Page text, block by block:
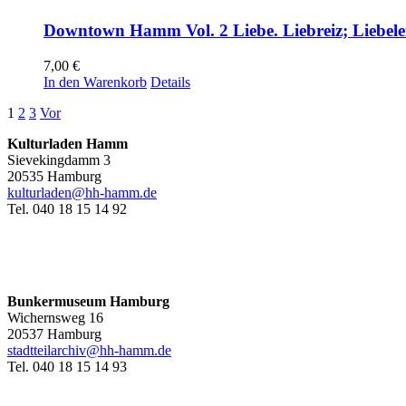
Downtown Hamm Vol. 2 Liebe. Liebreiz;
7,00 €
In den Warenkorb Details
1 2 3 Vor
Kulturladen Hamm
Sievekingdamm 3
20535 Hamburg
kulturladen@hh-hamm.de
Tel. 040 18 15 14 92
Bunkermuseum Hamburg
Wichernsweg 16
20537 Hamburg
stadtteilarchiv@hh-hamm.de
Tel. 040 18 15 14 93